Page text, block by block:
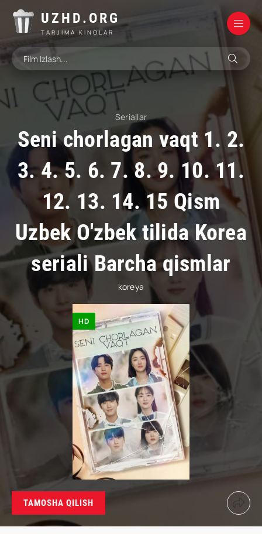
UZHD.ORG
TARJIMA KINOLAR
Seriallar
Seni chorlagan vaqt 1. 2.
3. 4. 5. 6. 7. 8. 9. 10. 11.
12. 13. 14. 15 Qism
Uzbek O'zbek tilida Korea
seriali Barcha qismlar
koreya
HD
TAMOSHA QILISH